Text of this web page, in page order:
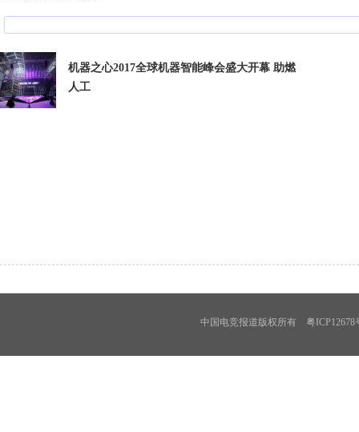
机器之心2017全球机器智能峰会盛大开幕 助燃
人工
中国电竞报道版权所有 粤ICP12678